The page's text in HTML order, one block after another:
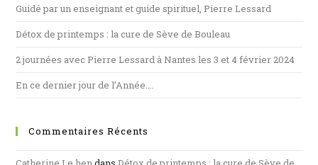
Guidé par un enseignant et guide spirituel, Pierre Lessard
Détox de printemps : la cure de Sève de Bouleau
2 journées avec Pierre Lessard à Nantes les 3 et 4 février 2024
En ce dernier jour de l’Année….
Commentaires Récents